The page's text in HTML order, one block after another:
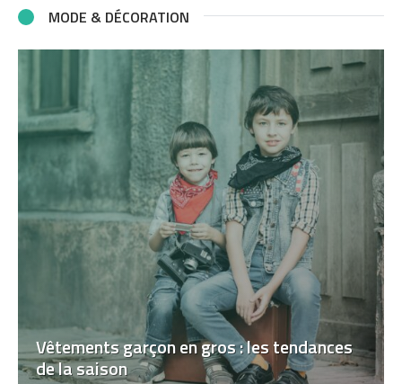
MODE & DÉCORATION
Vêtements garçon en gros : les tendances
de la saison